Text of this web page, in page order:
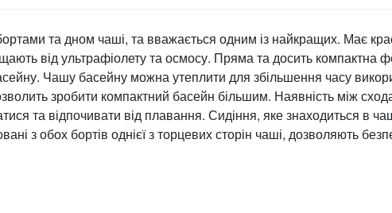
та дном чаші, та вважається одним із найкращих. Має
від ультрафіолету та осмосу. Пряма та досить
Чашу басейну можна утеплити для збільшення часу
зробити компактний басейн більшим. Наявність між
та відпочивати від плавання. Сидіння, яке знаходиться в
з обох бортів однієї з торцевих сторін чаші, дозволяють